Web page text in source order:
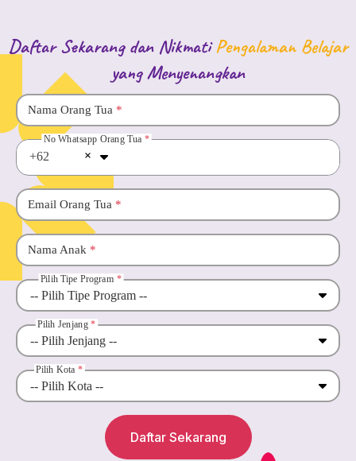
Daftar Sekarang dan NikmatiPengalaman Belajar
yang Menyenangkan
Nama Orang Tua *
×
+62
No Whatsapp Orang Tua *
Email Orang Tua *
Nama Anak *
Pilih Tipe Program *
Pilih Jenjang*
Pilih Kota*
Daftar Sekarang